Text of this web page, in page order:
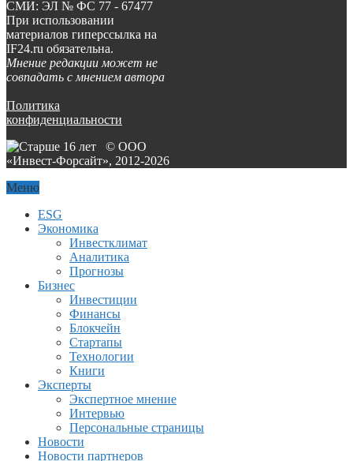
СМИ: ЭЛ № ФС 77 - 67477
При использовании
материалов гиперссылка на
IF24.ru обязательна.
Мнение редакции может не
совпадать с мнением автора
Политика
конфиденциальности
© ООО
«Инвест-Форсайт», 2012-2026
Меню
ESG
Экономика
Инвестклимат
Аналитика
Прогнозы
Бизнес
Инвестиции
Финансы
Блокчейн
Стартапы
Технологии
Книги
Эксперты
Экспертное мнение
Интервью
Персональные страницы
Новости
Новости партнеров